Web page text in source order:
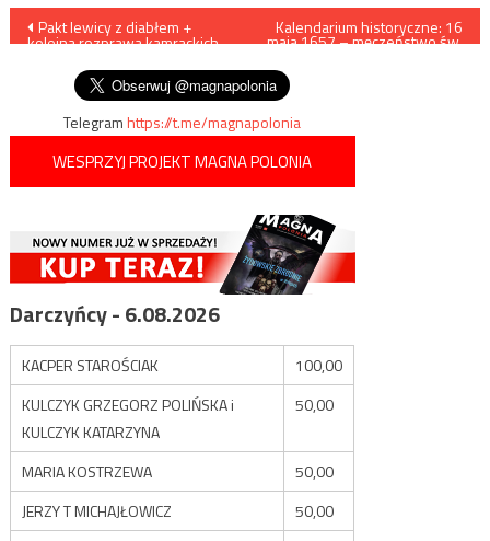
Nawigacja
wpisu
Pakt lewicy z diabłem +
kolejna rozprawa kamrackich
Kalendarium historyczne: 16
maja 1657 – męczeństwo św.
Telegramhttps://t.me/magnapolonia
WESPRZYJ PROJEKT MAGNA POLONIA
Darczyńcy - 6.08.2026
KACPER STAROŚCIAK
100,00
KULCZYK GRZEGORZ POLIŃSKA i
KULCZYK KATARZYNA
50,00
MARIA KOSTRZEWA
50,00
JERZY T MICHAJŁOWICZ
50,00